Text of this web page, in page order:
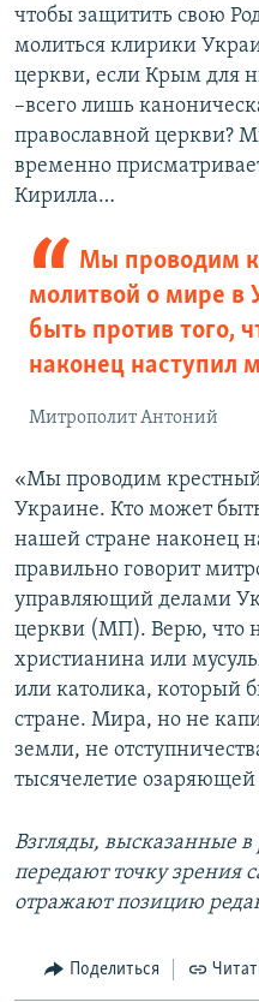
чтобы защитить свою
молиться клирики
церкви, если Крым для
–всего лишь
православной церкви?
временно
Кирилла…
Мы проводим
молитвой о мире в
быть против того,
наконец наступил
Митрополит Антоний
«Мы проводим
Украине. Кто может
нашей стране наконец
правильно говорит
управляющий делами
церкви (МП). Верю, что
христианина или
или католика, который
стране. Мира, но не
земли, не
тысячелетие
Взгляды, высказанные
передают точку зрения
отражают позицию
Поделиться